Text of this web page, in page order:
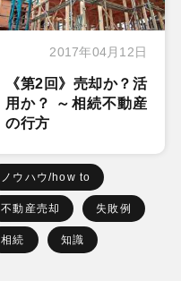
2017年04月12日
《第2回》売却か？活
用か？ ～相続不動産
の行方
ノウハウ/how to
不動産売却 失敗例
相続 知識